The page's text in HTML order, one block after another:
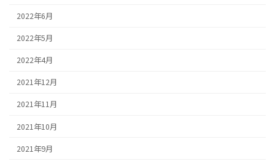
2022年6月
2022年5月
2022年4月
2021年12月
2021年11月
2021年10月
2021年9月